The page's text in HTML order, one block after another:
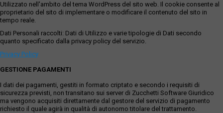
Utilizzato nell'ambito del tema WordPress del sito web. Il cookie consente al
proprietario del sito di implementare o modificare il contenuto del sito in
tempo reale.
Dati Personali raccolti: Dati di Utilizzo e varie tipologie di Dati secondo
quanto specificato dalla privacy policy del servizio.
Privacy Policy
GESTIONE PAGAMENTI
I dati dei pagamenti, gestiti in formato criptato e secondo i requisiti di
sicurezza previsti, non transitano sui server di Zucchetti Software Giuridico
ma vengono acquisiti direttamente dal gestore del servizio di pagamento
richiesto il quale agirà in qualità di autonomo titolare del trattamento.